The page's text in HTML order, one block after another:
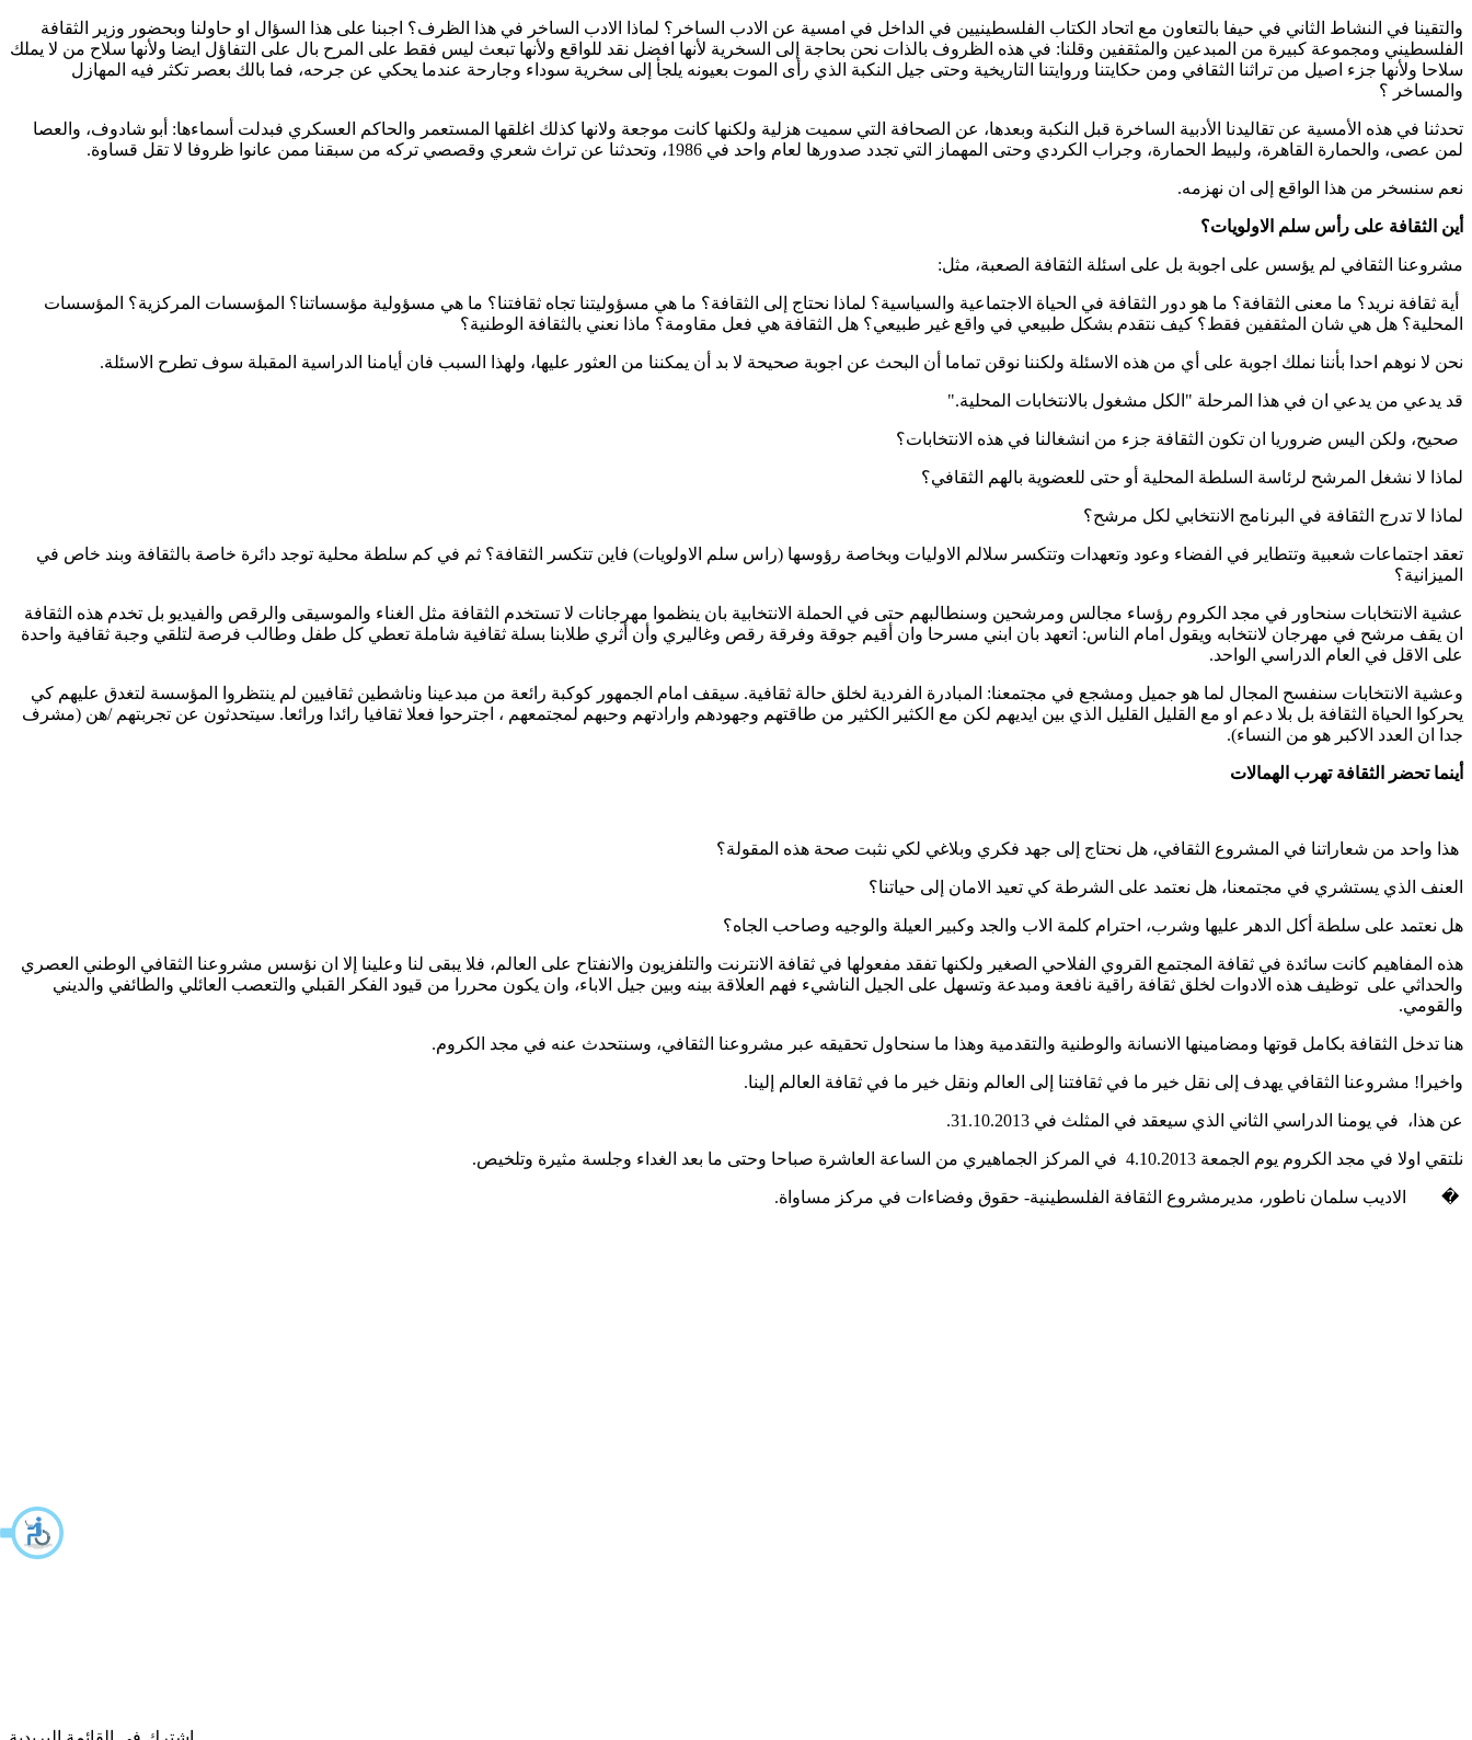
والتقينا في النشاط الثاني في حيفا بالتعاون مع اتحاد الكتاب الفلسطينيين في الداخل في امسية عن الادب الساخر؟ لماذا الادب الساخر في هذا الظرف؟ اجبنا على هذا السؤال او حاولنا وبحضور وزير الثقافة
الفلسطيني ومجموعة كبيرة من المبدعين والمثقفين وقلنا: في هذه الظروف بالذات نحن بحاجة إلى السخرية لأنها افضل نقد للواقع ولأنها تبعث ليس فقط على المرح بال على التفاؤل ايضا ولأنها سلاح من لا يملك
سلاحا ولأنها جزء اصيل من تراثنا الثقافي ومن حكايتنا وروايتنا التاريخية وحتى جيل النكبة الذي رأى الموت بعيونه يلجأ إلى سخرية سوداء وجارحة عندما يحكي عن جرحه، فما بالك بعصر تكثر فيه المهازل
والمساخر ؟
تحدثنا في هذه الأمسية عن تقاليدنا الأدبية الساخرة قبل النكبة وبعدها، عن الصحافة التي سميت هزلية ولكنها كانت موجعة ولانها كذلك اغلقها المستعمر والحاكم العسكري فبدلت أسماءها: أبو شادوف، والعصا
لمن عصى، والحمارة القاهرة، ولبيط الحمارة، وجراب الكردي وحتى المهماز التي تجدد صدورها لعام واحد في 1986، وتحدثنا عن تراث شعري وقصصي تركه من سبقنا ممن عانوا ظروفا لا تقل قساوة.
نعم سنسخر من هذا الواقع إلى ان نهزمه.
أين الثقافة على رأس سلم الاولويات؟
مشروعنا الثقافي لم يؤسس على اجوبة بل على اسئلة الثقافة الصعبة، مثل:
أية ثقافة نريد؟ ما معنى الثقافة؟ ما هو دور الثقافة في الحياة الاجتماعية والسياسية؟ لماذا نحتاج إلى الثقافة؟ ما هي مسؤوليتنا تجاه ثقافتنا؟ ما هي مسؤولية مؤسساتنا؟ المؤسسات المركزية؟ المؤسسات
المحلية؟ هل هي شان المثقفين فقط؟ كيف نتقدم بشكل طبيعي في واقع غير طبيعي؟ هل الثقافة هي فعل مقاومة؟ ماذا نعني بالثقافة الوطنية؟
نحن لا نوهم احدا بأننا نملك اجوبة على أي من هذه الاسئلة ولكننا نوقن تماما أن البحث عن اجوبة صحيحة لا بد أن يمكننا من العثور عليها، ولهذا السبب فان أيامنا الدراسية المقبلة سوف تطرح الاسئلة.
قد يدعي من يدعي ان في هذا المرحلة "الكل مشغول بالانتخابات المحلية."
صحيح، ولكن اليس ضروريا ان تكون الثقافة جزء من انشغالنا في هذه الانتخابات؟
لماذا لا نشغل المرشح لرئاسة السلطة المحلية أو حتى للعضوية بالهم الثقافي؟
لماذا لا تدرج الثقافة في البرنامج الانتخابي لكل مرشح؟
تعقد اجتماعات شعبية وتتطاير في الفضاء وعود وتعهدات وتتكسر سلالم الاوليات وبخاصة رؤوسها (راس سلم الاولويات) فاين تتكسر الثقافة؟ ثم في كم سلطة محلية توجد دائرة خاصة بالثقافة وبند خاص في
الميزانية؟
عشية الانتخابات سنحاور في مجد الكروم رؤساء مجالس ومرشحين وسنطالبهم حتى في الحملة الانتخابية بان ينظموا مهرجانات لا تستخدم الثقافة مثل الغناء والموسيقى والرقص والفيديو بل تخدم هذه الثقافة
ان يقف مرشح في مهرجان لانتخابه ويقول امام الناس: اتعهد بان ابني مسرحا وان أقيم جوقة وفرقة رقص وغاليري وأن أثري طلابنا بسلة ثقافية شاملة تعطي كل طفل وطالب فرصة لتلقي وجبة ثقافية واحدة
على الاقل في العام الدراسي الواحد.
وعشية الانتخابات سنفسح المجال لما هو جميل ومشجع في مجتمعنا: المبادرة الفردية لخلق حالة ثقافية. سيقف امام الجمهور كوكبة رائعة من مبدعينا وناشطين ثقافيين لم ينتظروا المؤسسة لتغدق عليهم كي
يحركوا الحياة الثقافة بل بلا دعم او مع القليل القليل الذي بين ايديهم لكن مع الكثير الكثير من طاقتهم وجهودهم وارادتهم وحبهم لمجتمعهم ، اجترحوا فعلا ثقافيا رائدا ورائعا. سيتحدثون عن تجربتهم /هن (مشرف
جدا ان العدد الاكبر هو من النساء).
أينما تحضر الثقافة تهرب الهمالات
هذا واحد من شعاراتنا في المشروع الثقافي، هل نحتاج إلى جهد فكري وبلاغي لكي نثبت صحة هذه المقولة؟
العنف الذي يستشري في مجتمعنا، هل نعتمد على الشرطة كي تعيد الامان إلى حياتنا؟
هل نعتمد على سلطة أكل الدهر عليها وشرب، احترام كلمة الاب والجد وكبير العيلة والوجيه وصاحب الجاه؟
هذه المفاهيم كانت سائدة في ثقافة المجتمع القروي الفلاحي الصغير ولكنها تفقد مفعولها في ثقافة الانترنت والتلفزيون والانفتاح على العالم، فلا يبقى لنا وعلينا إلا ان نؤسس مشروعنا الثقافي الوطني العصري
والحداثي على توظيف هذه الادوات لخلق ثقافة راقية نافعة ومبدعة وتسهل على الجيل الناشيء فهم العلاقة بينه وبين جيل الاباء، وان يكون محررا من قيود الفكر القبلي والتعصب العائلي والطائفي والديني
والقومي.
هنا تدخل الثقافة بكامل قوتها ومضامينها الانسانة والوطنية والتقدمية وهذا ما سنحاول تحقيقه عبر مشروعنا الثقافي، وسنتحدث عنه في مجد الكروم.
واخيرا! مشروعنا الثقافي يهدف إلى نقل خير ما في ثقافتنا إلى العالم ونقل خير ما في ثقافة العالم إلينا.
عن هذا، في يومنا الدراسي الثاني الذي سيعقد في المثلث في 31.10.2013.
نلتقي اولا في مجد الكروم يوم الجمعة 4.10.2013 في المركز الجماهيري من الساعة العاشرة صباحا وحتى ما بعد الغداء وجلسة مثيرة وتلخيص.
� الاديب سلمان ناطور، مديرمشروع الثقافة الفلسطينية- حقوق وفضاءات في مركز مساواة.